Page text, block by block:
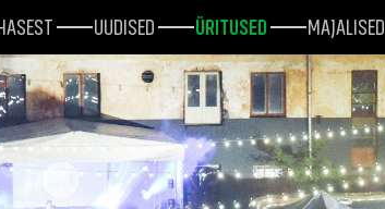
UUDISED ÜRITUSED MAJALISED